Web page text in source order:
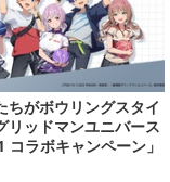
ちがボウリングスタイ
リッドマンユニバース
コラボキャンペーン」
企画やグッズ販売を実